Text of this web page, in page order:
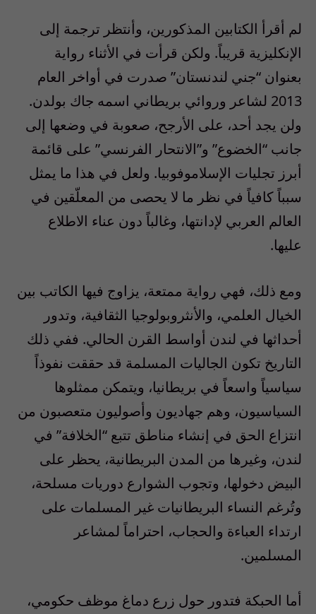
لم أقرأ الكتابين المذكورين، وأنتظر ترجمة إلى
الإنكليزية قريباً. ولكن قرأت في الأثناء رواية
بعنوان “جني لندنستان” صدرت في أواخر العام
2013 لشاعر وروائي بريطاني اسمه جاك بولدن.
ولن يجد أحد، على الأرجح، صعوبة في وضعها إلى
جانب “الخضوع” و”الانتحار الفرنسي” على قائمة
أبرز تجليات الإسلاموفوبيا. ولعل في هذا ما يمثل
سبباً كافياً في نظر ما لا يحصى من المعلّقين في
العالم العربي لإدانتها، وغالباً دون عناء الاطلاع
عليها.
ومع ذلك، فهي رواية ممتعة، يزاوج فيها الكاتب بين
الخيال العلمي، والأنثروبولوجيا الثقافية، وتدور
أحداثها في لندن أواسط القرن الحالي. ففي ذلك
التاريخ تكون الجاليات المسلمة قد حققت نفوذاً
سياسياً واسعاً في بريطانيا، ويتمكن ممثلوها
السياسيون، وهم جهاديون وأصوليون متعصبون من
انتزاع الحق في إنشاء مناطق تتبع “الخلافة” في
لندن، وغيرها من المدن البريطانية، يحظر على
البيض دخولها، وتجوب الشوارع دوريات مسلحة،
وتُرغم النساء البريطانيات غير المسلمات على
ارتداء العباءة والحجاب، احتراماً لمشاعر
المسلمين.
أما الحبكة فتدور حول زرع دماغ موظف حكومي،